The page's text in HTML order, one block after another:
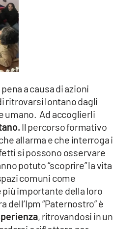
a causa di azioni
ritrovarsi lontano dagli
umano. Ad accoglierli
Il percorso formativo
allarma e che interroga i
si possono osservare
potuto “scoprire” la vita
comuni come
importante della loro
“Paternostro” è
, ritrovandosi in un